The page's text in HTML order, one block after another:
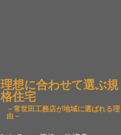
理想に合わせて選ぶ規
格住宅
－常世田工務店が地域に選ばれる理
由－